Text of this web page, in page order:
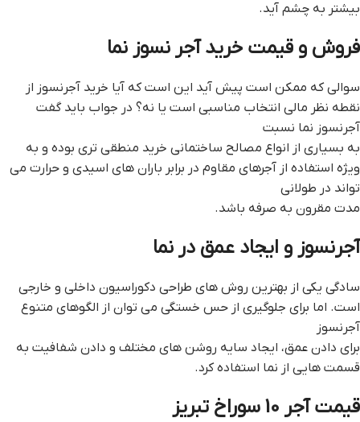
بیشتر به چشم آید.
فروش و قیمت خرید آجر نسوز نما
سوالی که ممکن است پیش آید این است که آیا خرید آجرنسوز از
نقطه نظر مالی انتخاب مناسبی است یا نه؟ در جواب باید گفت
آجرنسوز نما نسبت
به بسیاری از انواع مصالح ساختمانی خرید منطقی تری بوده و به
ویژه استفاده از آجرهای مقاوم در برابر باران های اسیدی و حرارت می
تواند در طولانی
مدت مقرون به صرفه باشد.
آجرنسوز و ایجاد عمق در نما
سادگی یکی از بهترین روش های طراحی دکوراسیون داخلی و خارجی
است. اما برای جلوگیری از حس خستگی می توان از الگوهای متنوع
آجرنسوز
برای دادن عمق، ایجاد سایه روشن های مختلف و دادن شفافیت به
قسمت هایی از نما استفاده کرد.
قيمت آجر 10 سوراخ تبريز